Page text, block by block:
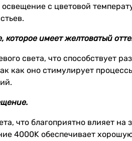
с цветовой
имеет желтоватый
света, что способствует
как оно стимулирует
что благоприятно влияет
4000K обеспечивает